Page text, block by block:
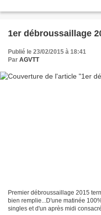
1er débroussaillage
Publié le 23/02/2015 à 18:41
Par AGVTT
Premier débroussaillage 2015
bien remplie...D'une matinée
singles et d'un après midi